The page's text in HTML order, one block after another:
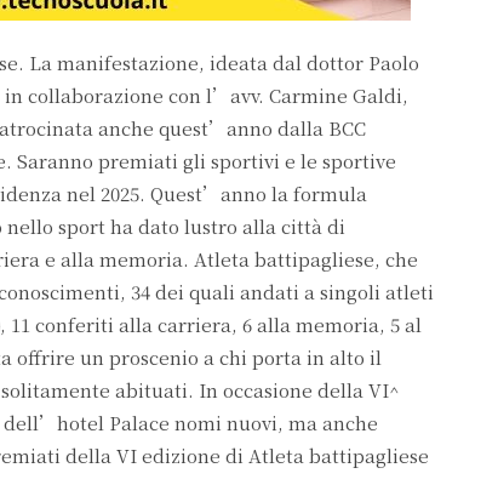
La manifestazione, ideata dal dottor Paolo
collaborazione con l’avv. Carmine Galdi,
anche quest’anno dalla BCC
Saranno premiati gli sportivi e le sportive
nel 2025. Quest’anno la formula
sport ha dato lustro alla città di
e alla memoria. Atleta battipagliese, che
34 dei quali andati a singoli atleti
conferiti alla carriera, 6 alla memoria, 5 al
offrire un proscenio a chi porta in alto il
abituati. In occasione della VI^
Palace nomi nuovi, ma anche
della VI edizione di Atleta battipagliese